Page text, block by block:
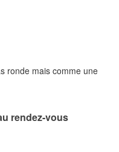
ronde mais comme une
rendez-vous